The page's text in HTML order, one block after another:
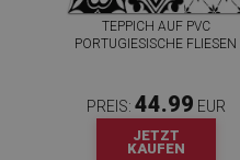
TEPPICH AUF PVC
PORTUGIESISCHE FLIESEN
PREIS: 44.99 EUR
JETZT
KAUFEN